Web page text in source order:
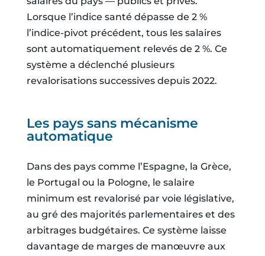
Lorsque l’indice santé dépasse de 2 %
l’indice-pivot précédent, tous les salaires
sont automatiquement relevés de 2 %. Ce
système a déclenché plusieurs
revalorisations successives depuis 2022.
Les pays sans mécanisme
automatique
Dans des pays comme l’Espagne, la Grèce,
le Portugal ou la Pologne, le salaire
minimum est revalorisé par voie législative,
au gré des majorités parlementaires et des
arbitrages budgétaires. Ce système laisse
davantage de marges de manœuvre aux